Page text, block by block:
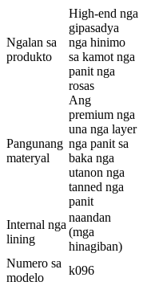
Ngalan sa
produkto
High-end nga
gipasadya
nga hinimo
sa kamot nga
panit nga
rosas
Pangunang
materyal
Ang
premium nga
una nga layer
nga panit sa
baka nga
utanon nga
tanned nga
panit
Internal nga
lining
naandan
(mga
hinagiban)
Numero sa
modelo
k096